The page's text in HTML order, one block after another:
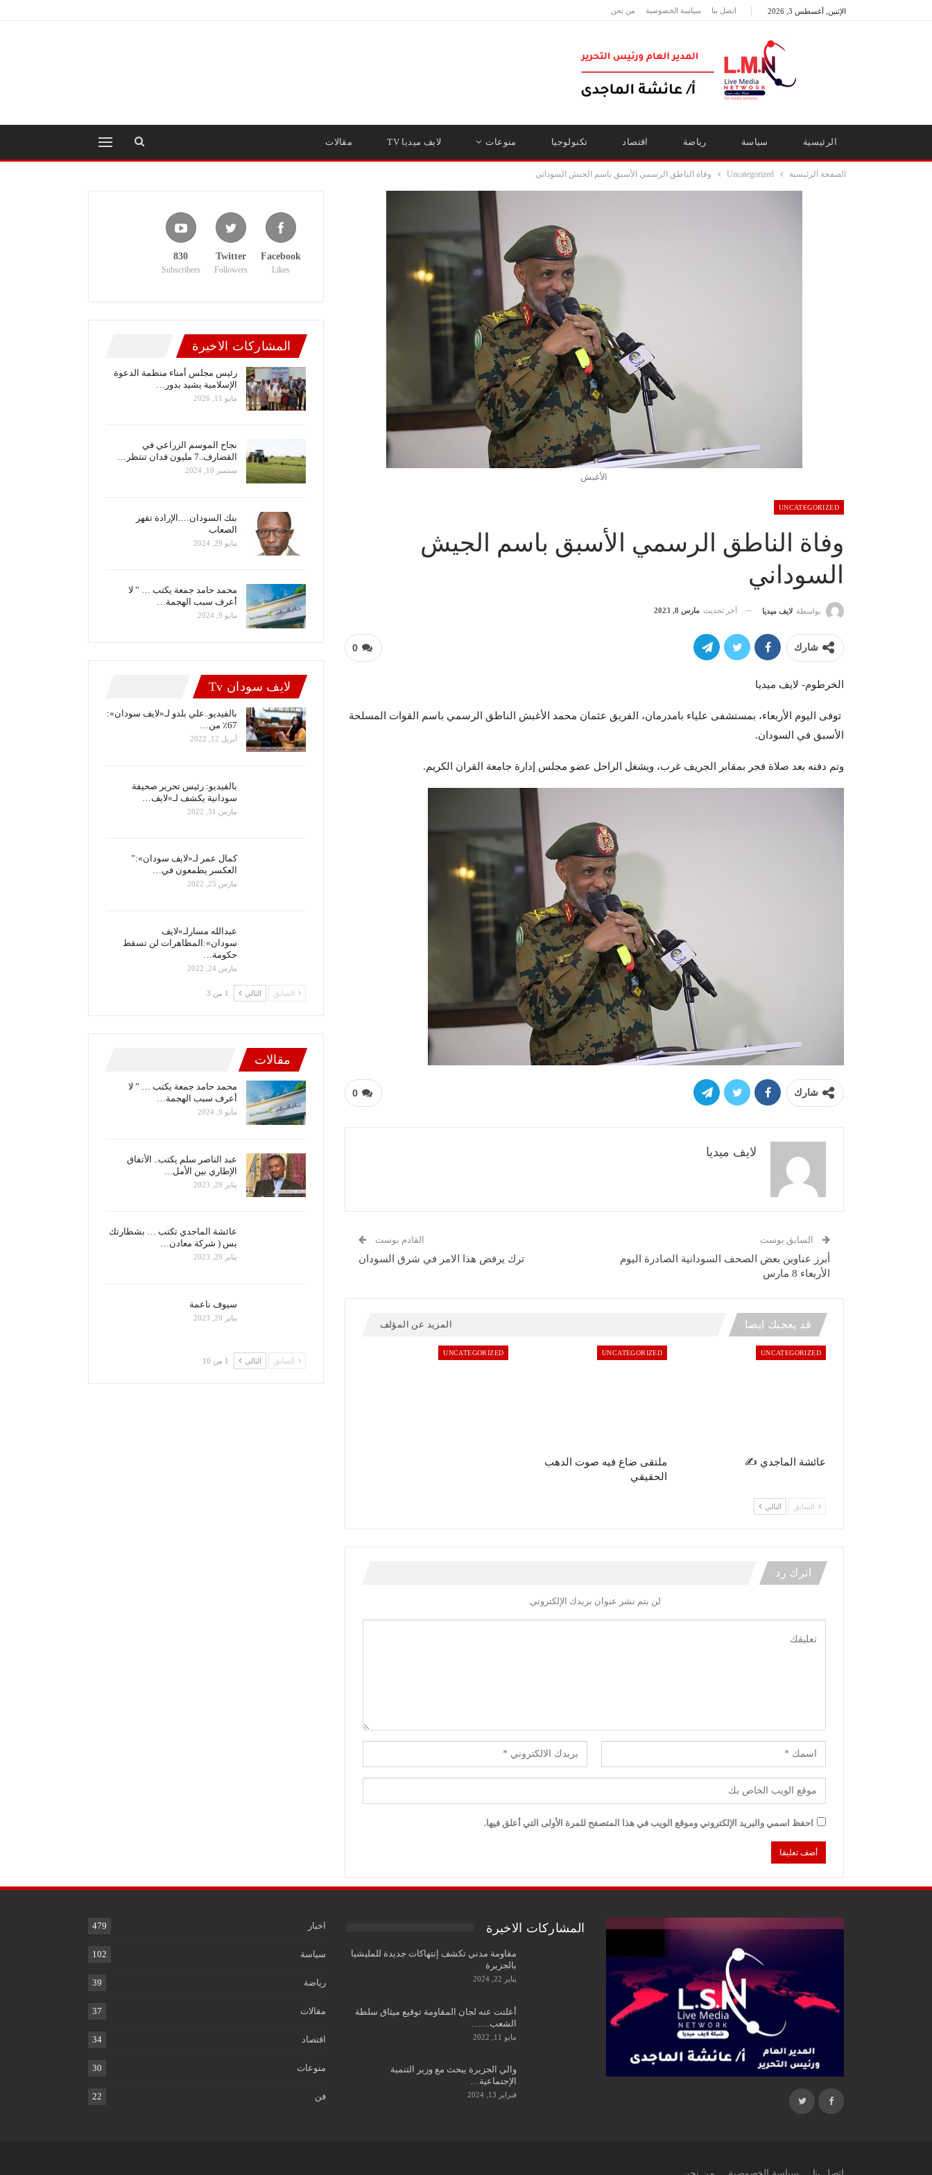
الإثنين, أغسطس 3, 2026 اتصل بنا سياسة الخصوصية من نحن
الرئيسية سياسة رياضة اقتصاد تكنولوجيا منوعات لايف ميديا TV مقالات
الصفحة الرئيسية Uncategorized وفاة الناطق الرسمي الأسبق باسم الجيش السوداني
الأغبش
UNCATEGORIZED
وفاة الناطق الرسمي الأسبق باسم الجيش
السوداني
بواسطة لايف ميديا آخر تحديث مارس 8, 2023
0 شارك
الخرطوم- لايف ميديا
توفى اليوم الأربعاء، بمستشفى علياء بامدرمان، الفريق عثمان محمد الأغبش الناطق الرسمي باسم القوات المسلحة
الأسبق في السودان.
وتم دفنه بعد صلاة فجر بمقابر الجريف غرب، ويشغل الراحل عضو مجلس إدارة جامعة القران الكريم.
0 شارك
لايف ميديا
السابق بوست
أبرز عناوين بعض الصحف السودانية الصادرة اليوم
الأربعاء 8 مارس
القادم بوست
ترك يرفض هذا الامر في شرق السودان
قد يعجبك ايضا المزيد عن المؤلف
UNCATEGORIZED
عائشة الماجدي ✍️
UNCATEGORIZED
ملتقى ضاع فيه صوت الدهب
الحقيقي
UNCATEGORIZED
السابق التالي
اترك رد
لن يتم نشر عنوان بريدك الإلكتروني.
احفظ اسمي والبريد الإلكتروني وموقع الويب في هذا المتصفح للمرة الأولى التي أعلق فيها.
Facebook
Likes
Twitter
Followers
830
Subscribers
المشاركات الاخيرة
رئيس مجلس أمناء منظمة الدعوة
الإسلامية يشيد بدور…
مايو 11, 2026
نجاح الموسم الزراعي في
القضارف..7 مليون فدان تنتظر…
سبتمبر 10, 2024
بنك السودان….الإرادة تقهر
الصعاب
مايو 29, 2024
محمد حامد جمعة يكتب … ” لا
أعرف سبب الهجمة…
مايو 9, 2024
لايف سودان Tv
بالفيديو..علي بلدو لـ«لايف سودان»:
67٪ من…
أبريل 12, 2022
بالفيديو: رئيس تحرير صحيفة
سودانية يكشف لـ«لايف…
مارس 31, 2022
كمال عمر لـ«لايف سودان»:”
العكسر يطمعون في…
مارس 25, 2022
عبدالله مسارلـ«لايف
سودان»:المظاهرات لن تسقط
حكومة…
مارس 24, 2022
السابق التالي 1 من 3
مقالات
محمد حامد جمعة يكتب … ” لا
أعرف سبب الهجمة…
مايو 9, 2024
عبد الناصر سلم يكتب.. الأتفاق
الإطاري بين الأمل…
يناير 29, 2023
عائشة الماجدي تكتب … بشطارتك
بس ( شركة معادن…
يناير 29, 2023
سيوف ناعمة
يناير 20, 2023
السابق التالي 1 من 10
المشاركات الاخيرة
مقاومة مدني تكشف إنتهاكات جديدة للمليشيا
بالجزيرة
يناير 22, 2024
أعلنت عنه لجان المقاومة توقيع ميثاق سلطة
الشعب……
مايو 11, 2022
والي الجزيرة يبحث مع وزير التنمية
الإجتماعية…
فبراير 13, 2024
اخبار 479
سياسة 102
رياضة 39
مقالات 37
اقتصاد 34
منوعات 30
فن 22